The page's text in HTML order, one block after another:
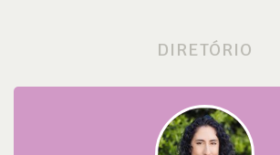
DIRETÓRIO